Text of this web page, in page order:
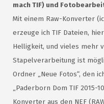
mach TIF) und
Mit einem Raw-Konverter
erzeuge ich TIF Dateien,
Helligkeit, und vieles mehr
Stapelverarbeitung ist
Ordner „Neue Fotos“, den
„Paderborn Dom TIF 2015-
Konverter aus den NEF